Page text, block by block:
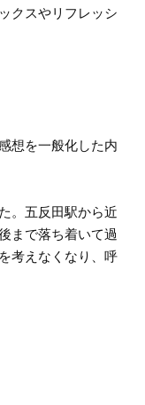
クスやリフレッシ
想を一般化した内
。五反田駅から近
まで落ち着いて過
考えなくなり、呼